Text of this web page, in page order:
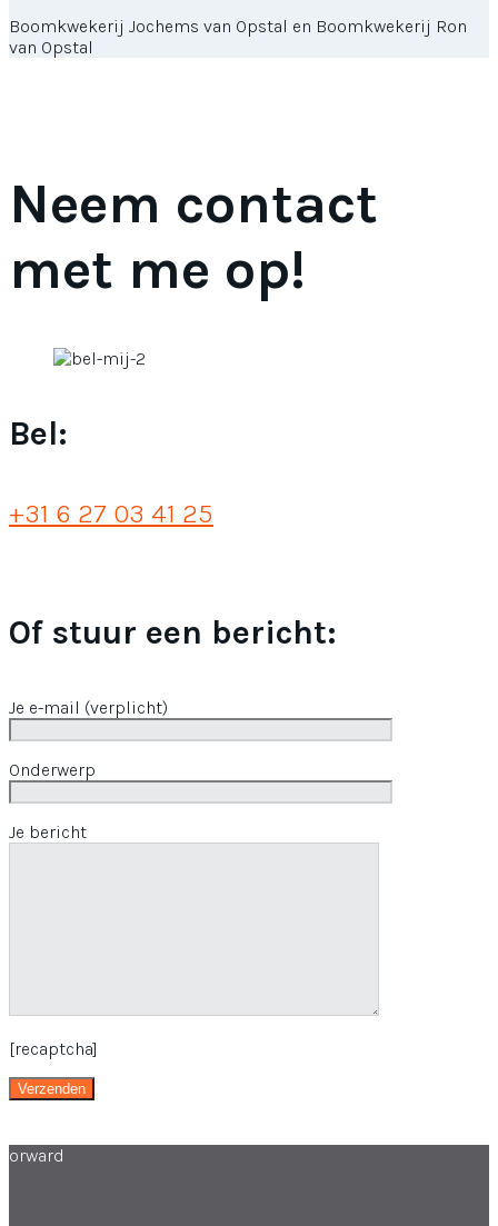
Boomkwekerij Jochems van Opstal en Boomkwekerij Ron
van Opstal
Neem contact
met me op!
Bel:
+31 6 27 03 41 25
Of stuur een bericht:
Je e-mail (verplicht)
Onderwerp
Je bericht
[recaptcha]